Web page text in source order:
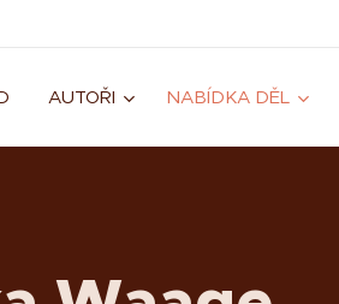
AUTOŘI NABÍDKA DĚL